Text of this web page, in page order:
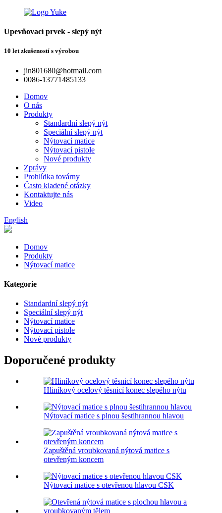
Upevňovací prvek - slepý nýt
10 let zkušeností s výrobou
jin801680@hotmail.com
0086-13771485133
Domov
O nás
Produkty
Standardní slepý nýt
Speciální slepý nýt
Nýtovací matice
Nýtovací pistole
Nové produkty
Zprávy
Prohlídka továrny
Často kladené otázky
Kontaktujte nás
Video
English
Domov
Produkty
Nýtovací matice
Kategorie
Standardní slepý nýt
Speciální slepý nýt
Nýtovací matice
Nýtovací pistole
Nové produkty
Doporučené produkty
Hliníkový ocelový těsnicí konec slepého nýtu
Nýtovací matice s plnou šestihrannou hlavou
Zapuštěná vroubkovaná nýtová matice s
otevřeným koncem
Nýtovací matice s otevřenou hlavou CSK